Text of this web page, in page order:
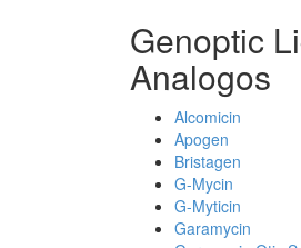
Genoptic
Analogos
Alcomicin
Apogen
Bristagen
G-Mycin
G-Myticin
Garamycin